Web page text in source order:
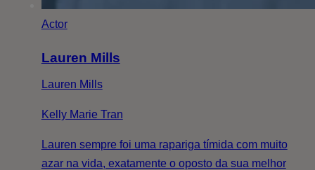
Actor
Lauren Mills
Lauren Mills
Kelly Marie Tran
Lauren sempre foi uma rapariga tímida com muito
azar na vida, exatamente o oposto da sua melhor